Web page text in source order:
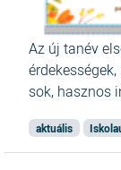
Az új tanév
sok, hasznos
aktuális